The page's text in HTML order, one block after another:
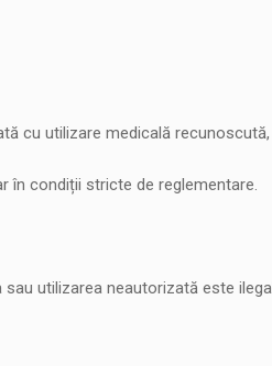
cu utilizare medicală
în condiții stricte de reglementare.
utilizarea neautorizată este